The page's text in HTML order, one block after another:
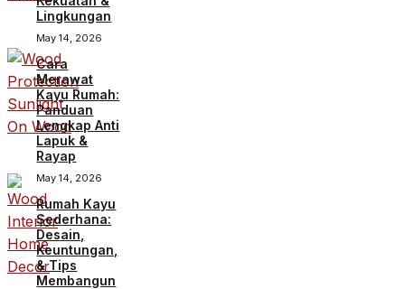
Lingkungan
May 14, 2026
Cara
Merawat
Kayu Rumah:
Panduan
Lengkap Anti
Lapuk &
Rayap
May 14, 2026
Rumah Kayu
Sederhana:
Desain,
Keuntungan,
& Tips
Membangun